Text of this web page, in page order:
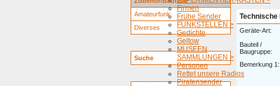
Firmen
Frühe Sender
FUNKSTELLEN >
Gedichte
Geltow
MUSEEN
SAMMLUNGEN >
Personen
Rettet unsere Radios
Piratensender
Amateurfunk
Diverses
Suche
Technische
Geräte-Art:
Bauteil /
Baugruppe:
Bemerkung 1: